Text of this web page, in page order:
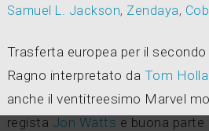
Samuel L. Jackson, Zendaya,
Trasferta europea per il
Ragno interpretato da Tom
anche il ventitreesimo Marvel
regista Jon Watts e buona